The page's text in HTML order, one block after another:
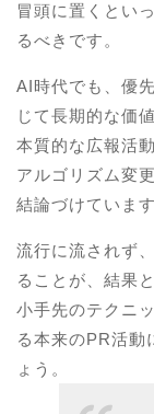
冒頭に置くとい
るべきです。
AI時代でも、優
じて長期的な価
本質的な広報活
アルゴリズム変
結論づけています
流行に流されず
ることが、結果
小手先のテクニ
る本来のPR活動
ょう。